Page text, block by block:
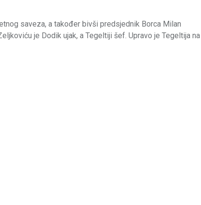
saveza, a također bivši predsjednik Borca Milan
je Dodik ujak, a Tegeltiji šef. Upravo je Tegeltija na